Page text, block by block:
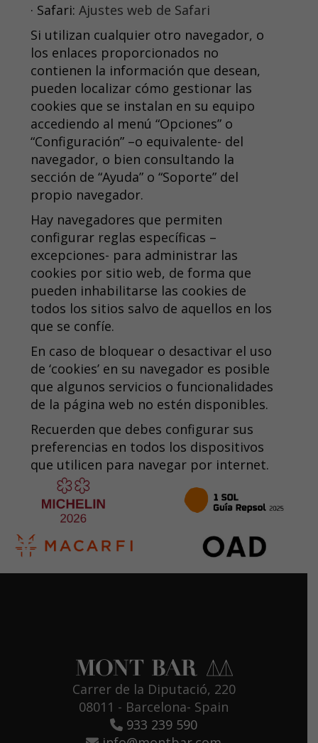
· Safari:Ajustes web de Safari
Si utilizan cualquier otro navegador, o
los enlaces proporcionados no
contienen la información que desean,
pueden localizar cómo gestionar las
cookies que se instalan en su equipo
accediendo al menú “Opciones” o
“Configuración” –o equivalente- del
navegador, o bien consultando la
sección de “Ayuda” o “Soporte” del
propio navegador.
Hay navegadores que permiten
configurar reglas específicas –
excepciones- para administrar las
cookies por sitio web, de forma que
pueden inhabilitarse las cookies de
todos los sitios salvo de aquellos en los
que se confíe.
En caso de bloquear o desactivar el uso
de ‘cookies’ en su navegador es posible
que algunos servicios o funcionalidades
de la página web no estén disponibles.
Recuerden que debes configurar sus
preferencias en todos los dispositivos
que utilicen para navegar por internet.
Carrer de la Diputació, 220
08011 - Barcelona- Spain
933 239 590